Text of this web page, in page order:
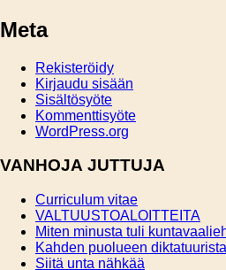
Meta
Rekisteröidy
Kirjaudu sisään
Sisältösyöte
Kommenttisyöte
WordPress.org
VANHOJA JUTTUJA
Curriculum vitae
VALTUUSTOALOITTEITA
Miten minusta tuli
Kahden puolueen diktatuurista
Siitä unta nähkää